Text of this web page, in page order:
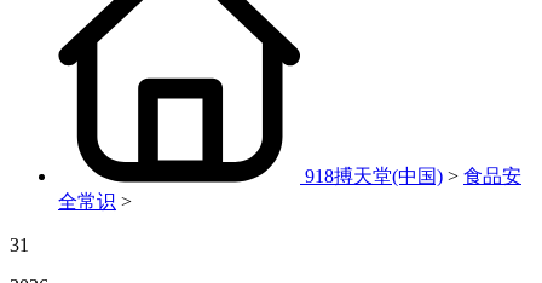
918搏天堂(中国) > 食品安
全常识 >
31